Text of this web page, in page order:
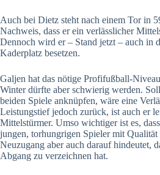
Auch bei Dietz steht nach einem Tor in
Nachweis, dass er ein verlässlicher
Dennoch wird er – Stand jetzt – auch in
Kaderplatz besetzen.
Galjen hat das nötige Profifußball-
Winter dürfte aber schwierig werden.
beiden Spiele anknüpfen, wäre eine
Leistungstief jedoch zurück, ist auch er
Mittelstürmer. Umso wichtiger ist es,
jungen, torhungrigen Spieler mit Qualität
Neuzugang aber auch darauf hindeutet,
Abgang zu verzeichnen hat.